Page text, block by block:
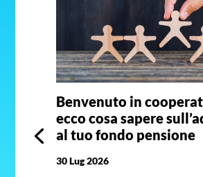
Benvenuto in
ecco cosa sapere
al tuo fondo pensione
30 Lug 2026